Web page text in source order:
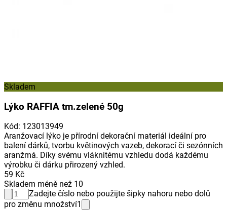
Skladem
Lýko RAFFIA tm.zelené 50g
Kód: 123013949
Aranžovací lýko je přírodní dekorační materiál ideální pro
balení dárků, tvorbu květinových vazeb, dekorací či sezónních
aranžmá. Díky svému vláknitému vzhledu dodá každému
výrobku či dárku přirozený vzhled.
59 Kč
Skladem méně než 10
Zadejte číslo nebo použijte šipky nahoru nebo dolů
pro změnu množství1